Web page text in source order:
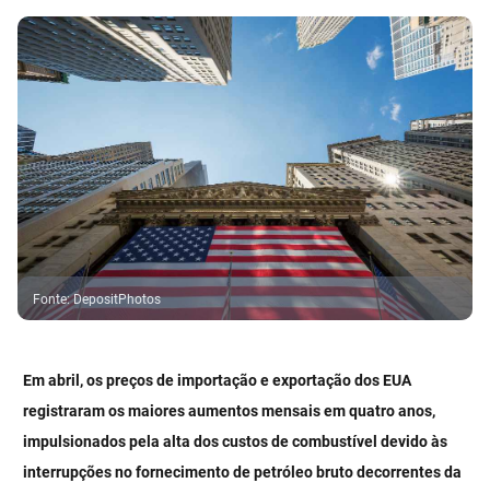
Fonte:DepositPhotos
Em abril, os preços de importação e exportação dos EUA
registraram os maiores aumentos mensais em quatro anos,
impulsionados pela alta dos custos de combustível devido às
interrupções no fornecimento de petróleo bruto decorrentes da